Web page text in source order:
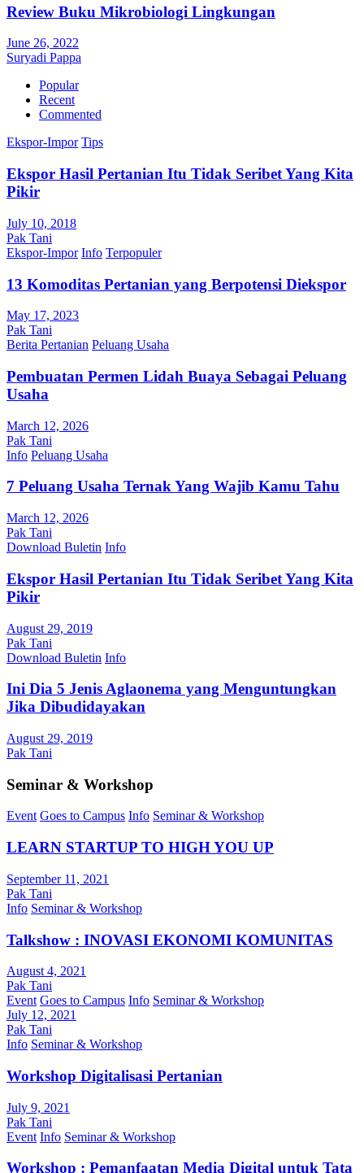
Review Buku Mikrobiologi Lingkungan
June 26, 2022
Suryadi Pappa
Popular
Recent
Commented
Ekspor-Impor Tips
Ekspor Hasil Pertanian Itu Tidak Seribet Yang Kita
Pikir
July 10, 2018
Pak Tani
Ekspor-Impor Info Terpopuler
13 Komoditas Pertanian yang Berpotensi Diekspor
May 17, 2023
Pak Tani
Berita Pertanian Peluang Usaha
Pembuatan Permen Lidah Buaya Sebagai Peluang
Usaha
March 12, 2026
Pak Tani
Info Peluang Usaha
7 Peluang Usaha Ternak Yang Wajib Kamu Tahu
March 12, 2026
Pak Tani
Download Buletin Info
Ekspor Hasil Pertanian Itu Tidak Seribet Yang Kita
Pikir
August 29, 2019
Pak Tani
Download Buletin Info
Ini Dia 5 Jenis Aglaonema yang Menguntungkan
Jika Dibudidayakan
August 29, 2019
Pak Tani
Seminar & Workshop
Event Goes to Campus Info Seminar & Workshop
LEARN STARTUP TO HIGH YOU UP
September 11, 2021
Pak Tani
Info Seminar & Workshop
Talkshow : INOVASI EKONOMI KOMUNITAS
August 4, 2021
Pak Tani
Event Goes to Campus Info Seminar & Workshop
July 12, 2021
Pak Tani
Info Seminar & Workshop
Workshop Digitalisasi Pertanian
July 9, 2021
Pak Tani
Event Info Seminar & Workshop
Workshop : Pemanfaatan Media Digital untuk Tata